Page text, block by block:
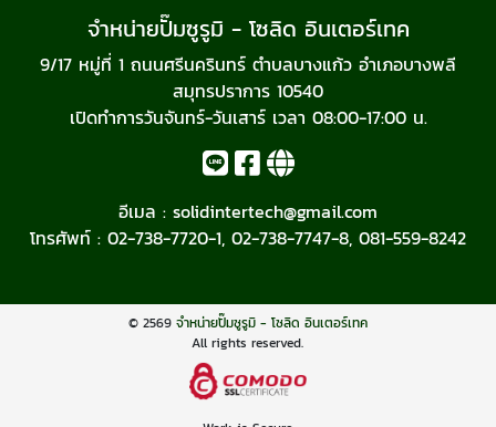
จำหน่ายปั๊มซูรูมิ - โซลิด อินเตอร์เทค
9/17 หมู่ที่ 1 ถนนศรีนครินทร์ ตำบลบางแก้ว อำเภอบางพลี
สมุทรปราการ 10540
เปิดทำการวันจันทร์-วันเสาร์ เวลา 08:00-17:00 น.
อีเมล : solidintertech@gmail.com
โทรศัพท์ : 02-738-7720-1, 02-738-7747-8, 081-559-8242
© 2569 จำหน่ายปั๊มซูรูมิ - โซลิด อินเตอร์เทค
All rights reserved.